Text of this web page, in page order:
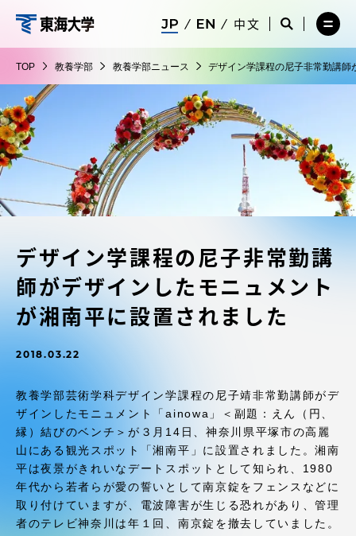
に
ス
キ
ッ
プ
養
学
部
中文
サ
検
索
く
サ
イ
索
を
メ
ー
を
TOP 教養学部 教養学部ニュース デザイン学課程の尼子非常勤講
デザイン学課程の尼子非常勤講
師がデザインしたモニュメント
が湘南平に設置されました
2018.03.22
教養学部芸術学科デザイン学課程の尼子靖非常勤講師がデ
ザインしたモニュメント「ainowa」＜副題：えん（円、
縁）結びのベンチ＞が３月14日、神奈川県平塚市の高麗
山にある観光スポット「湘南平」に設置されました。湘南
平は夜景がきれいなデートスポットとして知られ、1980
年代から若者らが愛の誓いとして南京錠をフェンスなどに
取り付けていますが、電波障害が生じる恐れがあり、管理
者のテレビ神奈川は年１回、南京錠を撤去していました。
メ
ニ
を
閉
在学生・保護者向けポータル（TIPS）
受験・入学案内
教員・研究者ガイド
大学の概要
教育・研究
受験・入学案内
学生生活
グローバルネットワーク
学外連携